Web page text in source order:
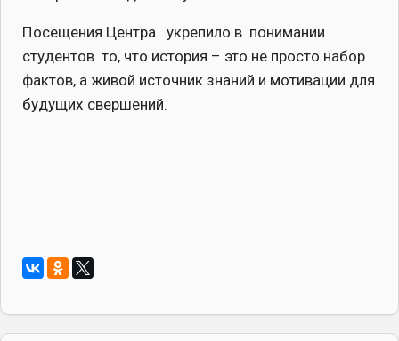
Посещения Центра укрепило в понимании
студентов то, что история – это не просто набор
фактов, а живой источник знаний и мотивации для
будущих свершений.